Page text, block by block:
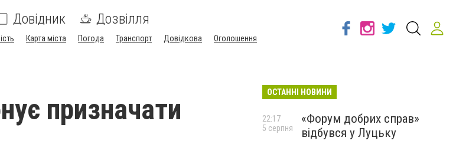
Довідник Дозвілля
Карта міста Погода Транспорт Довідкова Оголошення
призначати
ОСТАННІ НОВИНИ
«Форум добрих справ»
відбувся у Луцьку
22:17
5 серпня